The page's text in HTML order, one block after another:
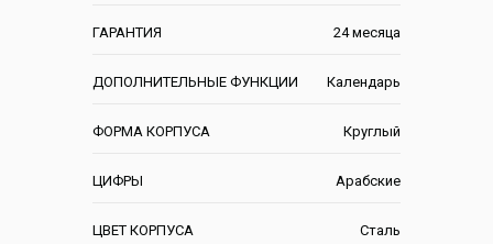
ГАРАНТИЯ 24 месяца
ДОПОЛНИТЕЛЬНЫЕ ФУНКЦИИ Календарь
ФОРМА КОРПУСА Круглый
ЦИФРЫ Арабские
ЦВЕТ КОРПУСА Сталь